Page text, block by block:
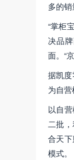
多的
“掌柜
决品
面。“
据凯
为自营
以自
二批
合天
模式。